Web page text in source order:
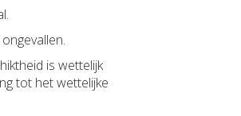
is wettelijk
tot het wettelijke